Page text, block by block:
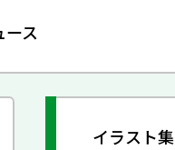
ース
イラスト集